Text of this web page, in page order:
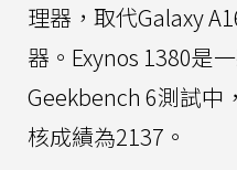
理器，取代Galaxy
器。Exynos 1380是
Geekbench 6測試中
核成績為2137。